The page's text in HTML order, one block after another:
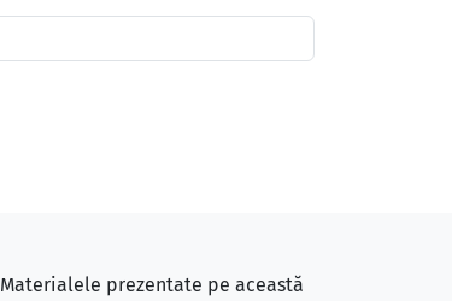
Materialele prezentate pe această